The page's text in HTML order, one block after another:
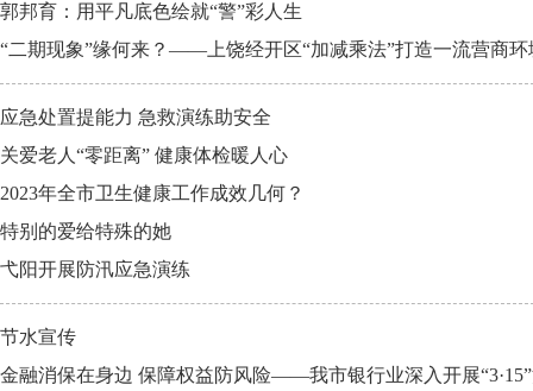
郭邦育：用平凡底色绘就“警”彩人生
“二期现象”缘何来？——上饶经开区“加减乘法”打造一流营商环
应急处置提能力 急救演练助安全
关爱老人“零距离” 健康体检暖人心
2023年全市卫生健康工作成效几何？
特别的爱给特殊的她
弋阳开展防汛应急演练
节水宣传
金融消保在身边 保障权益防风险——我市银行业深入开展